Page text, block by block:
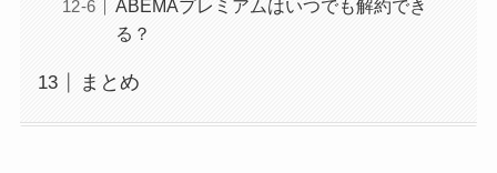
ABEMAプレミアムはいつでも解約でき
る？
まとめ